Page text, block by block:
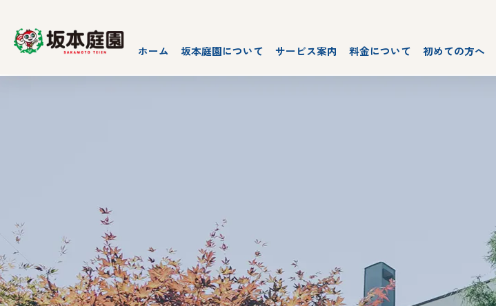
ホーム 坂本庭園について サービス案内 料金について 初めての方へ